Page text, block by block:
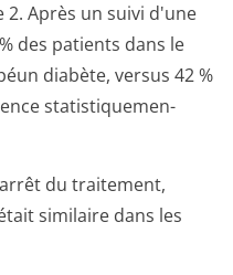
Après un suivi d'une
des patients dans le
diabète, versus 42 %
statistiquemen­
du traitement,
similaire dans les